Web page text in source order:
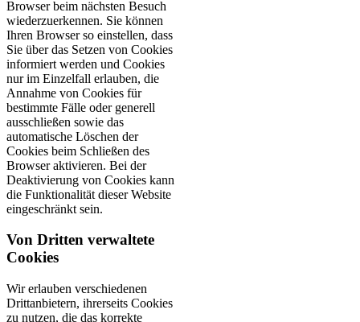
Browser beim nächsten Besuch
wiederzuerkennen. Sie können
Ihren Browser so einstellen, dass
Sie über das Setzen von Cookies
informiert werden und Cookies
nur im Einzelfall erlauben, die
Annahme von Cookies für
bestimmte Fälle oder generell
ausschließen sowie das
automatische Löschen der
Cookies beim Schließen des
Browser aktivieren. Bei der
Deaktivierung von Cookies kann
die Funktionalität dieser Website
eingeschränkt sein.
Von Dritten verwaltete
Cookies
Wir erlauben verschiedenen
Drittanbietern, ihrerseits Cookies
zu nutzen, die das korrekte